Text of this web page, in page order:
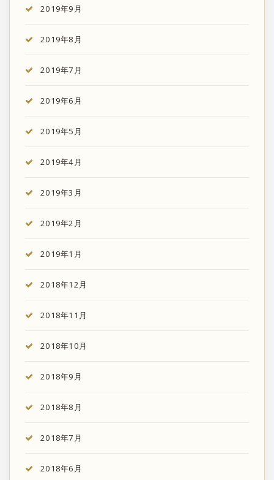
2019年9月
2019年8月
2019年7月
2019年6月
2019年5月
2019年4月
2019年3月
2019年2月
2019年1月
2018年12月
2018年11月
2018年10月
2018年9月
2018年8月
2018年7月
2018年6月